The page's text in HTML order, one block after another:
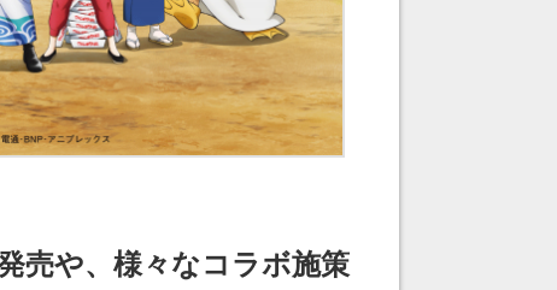
売や、様々なコラボ施策